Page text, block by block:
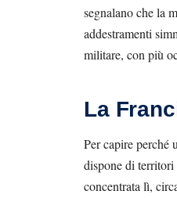
segnalano che la
addestramenti
militare, con più
La
Per capire perché
dispone di territori
concentrata lì,